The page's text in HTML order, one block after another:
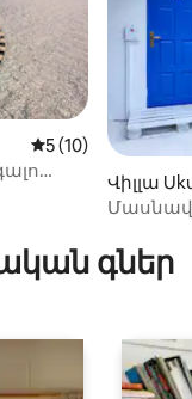
Միջին
5 (10)
Վիլլա
գներ